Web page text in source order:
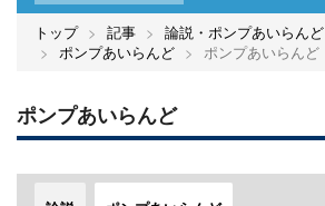
トップ 記事
論説・ポンプあいらんど
ポンプあいらんど
ポンプあいらんど
ポンプあいらんど